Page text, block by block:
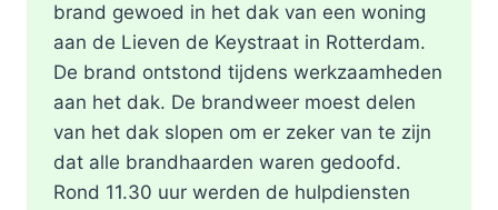
brand gewoed in het dak van een woning
aan de Lieven de Keystraat in Rotterdam.
De brand ontstond tijdens werkzaamheden
aan het dak. De brandweer moest delen
van het dak slopen om er zeker van te zijn
dat alle brandhaarden waren gedoofd.
Rond 11.30 uur werden de hulpdiensten